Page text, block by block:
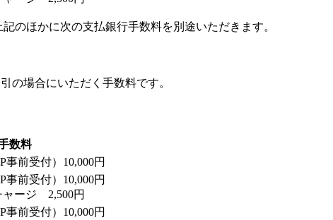
のほかに次の支払銀行手数料を別途いただきます。
の場合にいただく手数料です。
数料
事前受付）10,000円
事前受付）10,000円
ャージ 2,500円
事前受付）10,000円